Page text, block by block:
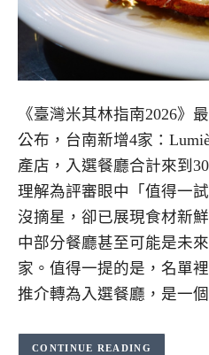
《臺灣米其林指南2026》
公布，台南新增4家：
產店，入選餐廳合計來到
理解為評審眼中「值得一
沒摘星，卻已展現食材新
中部分餐廳甚至可能是未
家。值得一提的是，名單
推介轉為入選餐廳，是一
CONTINUE READING